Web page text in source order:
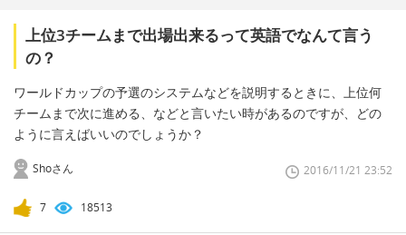
上位3チームまで出場出来るって英語でなんて言う
の？
ワールドカップの予選のシステムなどを説明するときに、上位何
チームまで次に進める、などと言いたい時があるのですが、どの
ように言えばいいのでしょうか？
Shoさん 2016/11/21 23:52
7 18513